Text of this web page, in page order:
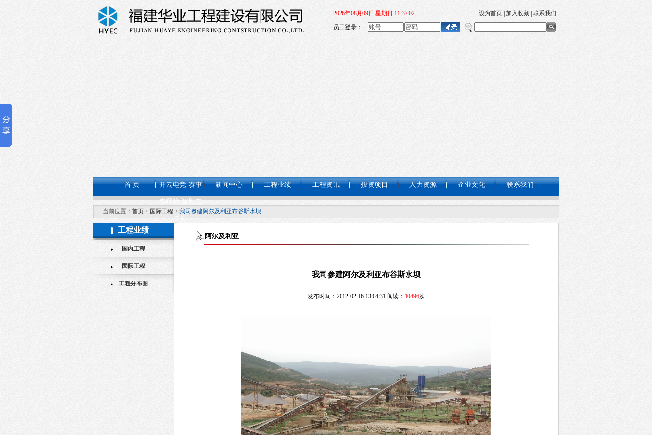
2026年08月09日 星期日 11:37:03 设为首页 加入收藏 联系我们
员工登录：
首 页 开云电竞-赛事
在呼唤,智胜在
新闻中心 工程业绩 工程资讯 投资项目 人力资源 企业文化 联系我们
当前位置： 首页 > 国际工程 > 我司参建阿尔及利亚布谷斯水坝
工程业绩
国内工程
国际工程
工程分布图
阿尔及利亚
我司参建阿尔及利亚布谷斯水坝
发布时间：2012-02-16 13:04:31 阅读： 10496次